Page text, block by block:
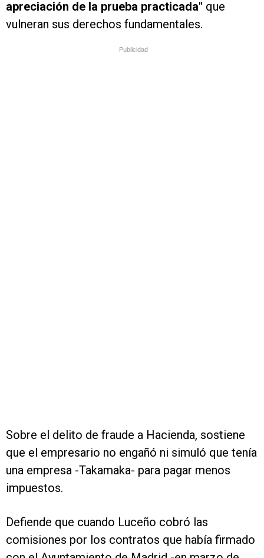
apreciación de la prueba practicada" que
vulneran sus derechos fundamentales.
Publicidad
Sobre el delito de fraude a Hacienda, sostiene
que el empresario no engañó ni simuló que tenía
una empresa -Takamaka- para pagar menos
impuestos.
Defiende que cuando Luceño cobró las
comisiones por los contratos que había firmado